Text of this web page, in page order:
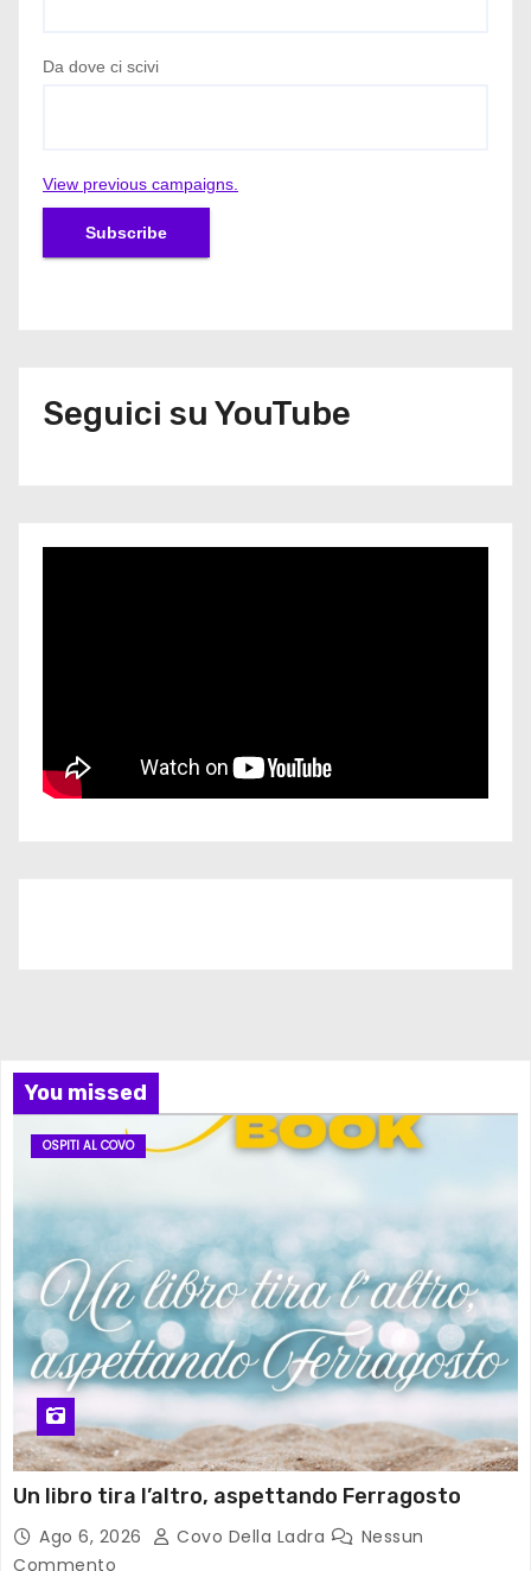
Da dove ci scivi
View previous campaigns.
Seguici su YouTube
You missed
OSPITI AL COVO
Un libro tira l’altro, aspettando Ferragosto
Ago 6, 2026 Covo Della Ladra
Nessun
Commento